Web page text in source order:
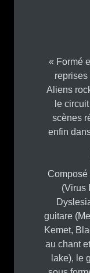
« Formé
reprises
Aliens
le
scènes
enfin
Composé
(Virus
guitare
Kemet,
au chant
lake), le